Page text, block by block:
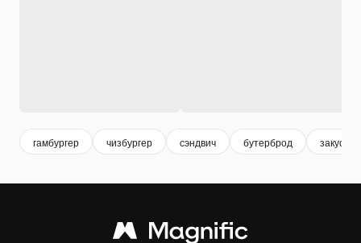
гамбургер чизбургер сэндвич бутерброд закуски